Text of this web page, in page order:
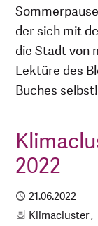
der sich mit
die Stadt von
Lektüre des
Buches selbst!
2022
Publiziert
21.06.2022
Kategorien
Klimacluster